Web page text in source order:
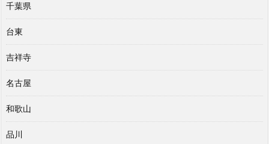
千葉県
台東
吉祥寺
名古屋
和歌山
品川